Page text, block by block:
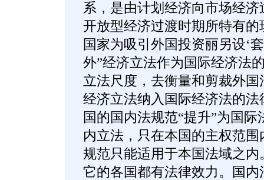
系，是由计划经济向市场经
开放型经济过渡时期所特有
国家为吸引外国投资丽另设‘
外”经济立法作为国际经济法
立法尺度，去衡量和剪裁外
经济立法纳入国际经济法的
国的国内法规范“提升”为国
内立法，只在本国的主权范
规范只能适用于本国法域之
它的各国都有法律效力。国